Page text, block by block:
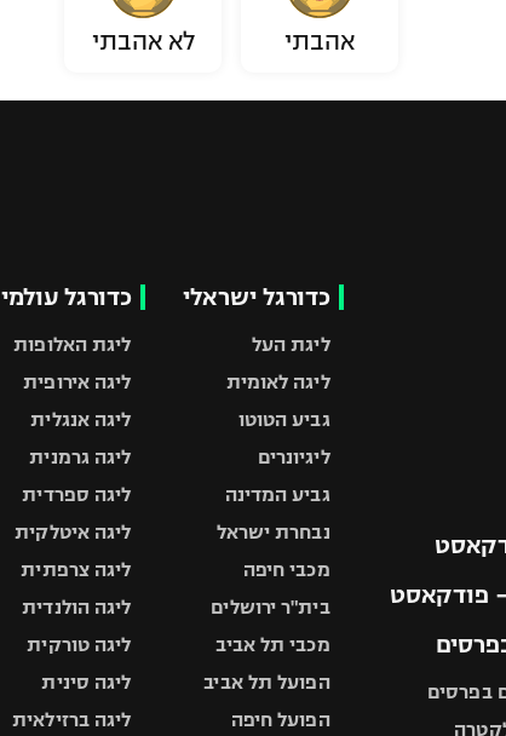
אהבתי לא אהבתי
פודקאסט
בפרסים
כדורגל ישראלי
ליגת העל
ליגה לאומית
גביע הטוטו
ליגיונרים
גביע המדינה
נבחרת ישראל
מכבי חיפה
בית"ר ירושלים
מכבי תל אביב
הפועל תל אביב
הפועל חיפה
כדורגל עולמי
ליגת האלופות
ליגה אירופית
ליגה אנגלית
ליגה גרמנית
ליגה ספרדית
ליגה איטלקית
ליגה צרפתית
ליגה הולנדית
ליגה טורקית
ליגה סינית
ליגה ברזילאית